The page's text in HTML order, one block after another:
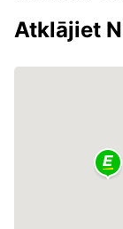
Atklājiet